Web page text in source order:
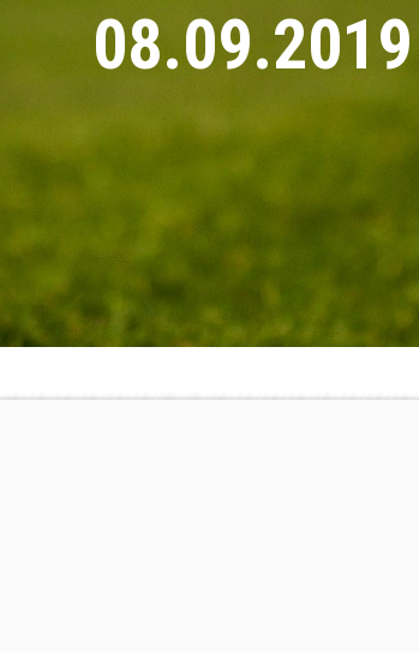
08.09.2019